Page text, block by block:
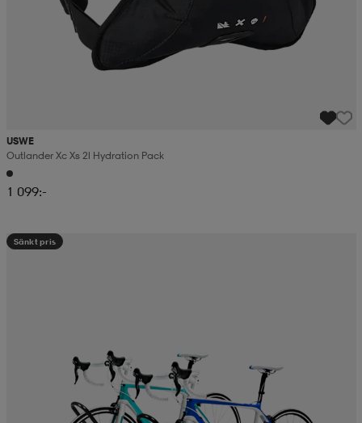
USWE
Outlander Xc Xs 2l Hydration Pack
1 099:-
Sänkt pris